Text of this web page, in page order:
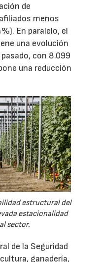
de
menos
En paralelo, el
una evolución
con 8.099
una reducción
estructural del
estacionalidad
sector.
de la Seguridad
ganadería,